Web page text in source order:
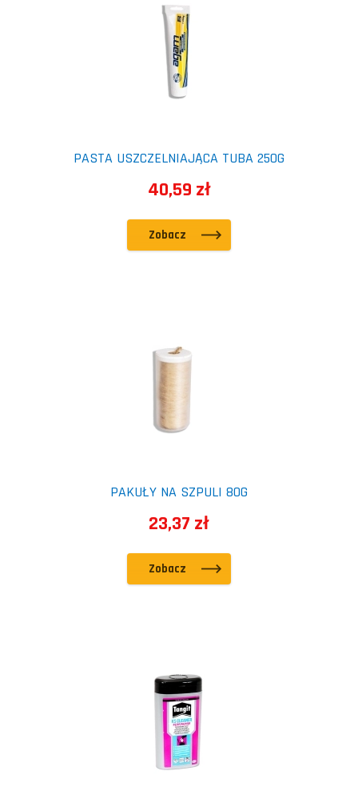
PASTA USZCZELNIAJĄCA TUBA 250G
40,59 zł
Zobacz
PAKUŁY NA SZPULI 80G
23,37 zł
Zobacz